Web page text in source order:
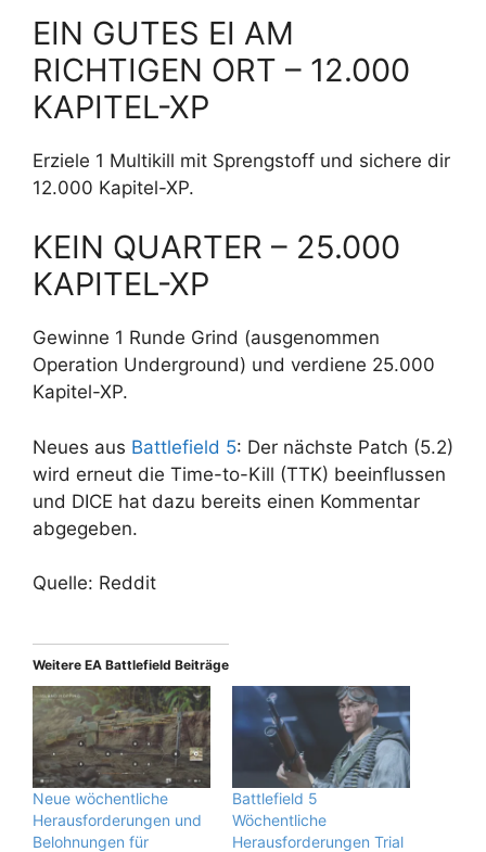
EIN GUTES EI AM
RICHTIGEN ORT – 12.000
KAPITEL-XP
Erziele 1 Multikill mit Sprengstoff und sichere dir
12.000 Kapitel-XP.
KEIN QUARTER – 25.000
KAPITEL-XP
Gewinne 1 Runde Grind (ausgenommen
Operation Underground) und verdiene 25.000
Kapitel-XP.
Neues aus Battlefield 5: Der nächste Patch (5.2)
wird erneut die Time-to-Kill (TTK) beeinflussen
und DICE hat dazu bereits einen Kommentar
abgegeben.
Quelle: Reddit
Weitere EA Battlefield Beiträge
Neue wöchentliche
Herausforderungen und
Belohnungen für
Battlefield 5
Wöchentliche
Herausforderungen Trial